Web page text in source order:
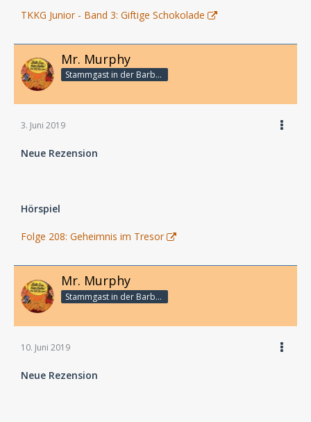
TKKG Junior - Band 3: Giftige Schokolade
Mr. Murphy
Stammgast in der Barbarabar
3. Juni 2019
Neue Rezension
Hörspiel
Folge 208: Geheimnis im Tresor
Mr. Murphy
Stammgast in der Barbarabar
10. Juni 2019
Neue Rezension